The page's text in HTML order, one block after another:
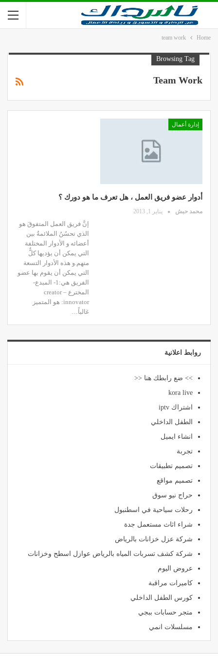
Home
team work
Browsing Tag
Team Work
إدارة أعمال
أدوار عضو فريق العمل ، هل تعرف ما هو دورك ؟
محمد حبش يناير 1, 2013
إنَّ فريق العمل المتفوقَ هو
الذي تحسُنُ الملائمةُ بين
أعضائه و الأدوار المختلفة
التي يمكن أن يؤديها كلٌّ
منهم.و هذه الأدوار التسعة
التي يمكن أن يقوم بها عضو
الفريق هي:1- المبدع-
المخترع creator –
innovator: هو المتميز
غالباً…
روابط اعلانية
>> ضع رابطك هنا <<
kora live
اشتراك iptv
الطفل الداخلي
انشاء ايميل
تجربة
تصميم تطبيقات
تصميم مواقع
حراج نيو سوق
رحلات سياحية في اسطنبول
شراء اثاث مستعمل جدة
شركة عزل خزانات بالرياض
شركة كشف تسربات المياه بالرياض عوازل اسطح وخزانات
عروض اليوم
كاميرات مراقبة
كورس الطفل الداخلي
متجر حسابات ببجي
مسلسلات انمي